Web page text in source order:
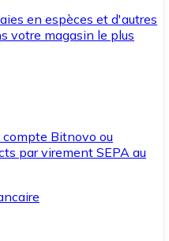
en espèces et d'autres
votre magasin le plus
Bitnovo ou
par virement SEPA au